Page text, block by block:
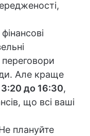
переговори
Але краще
до 16:30,
що всі ваші
плануйте